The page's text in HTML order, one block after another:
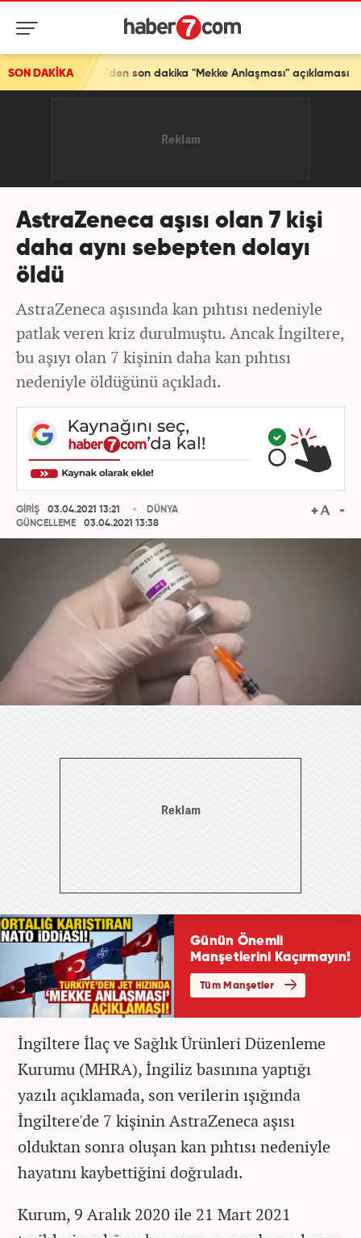
SON DAKİKAson dakika "Mekke Anlaşması" açıklaması
AstraZeneca aşısı olan 7 kişi
daha aynı sebepten dolayı
öldü
AstraZeneca aşısında kan pıhtısı nedeniyle
patlak veren kriz durulmuştu. Ancak İngiltere,
bu aşıyı olan 7 kişinin daha kan pıhtısı
nedeniyle öldüğünü açıkladı.
GİRİŞ
03.04.2021 13:21
GÜNCELLEME
03.04.2021 13:38
DÜNYA
İngiltere İlaç ve Sağlık Ürünleri Düzenleme
Kurumu (MHRA), İngiliz basınına yaptığı
yazılı açıklamada, son verilerin ışığında
İngiltere'de 7 kişinin AstraZeneca aşısı
olduktan sonra oluşan kan pıhtısı nedeniyle
hayatını kaybettiğini doğruladı.
Kurum, 9 Aralık 2020 ile 21 Mart 2021